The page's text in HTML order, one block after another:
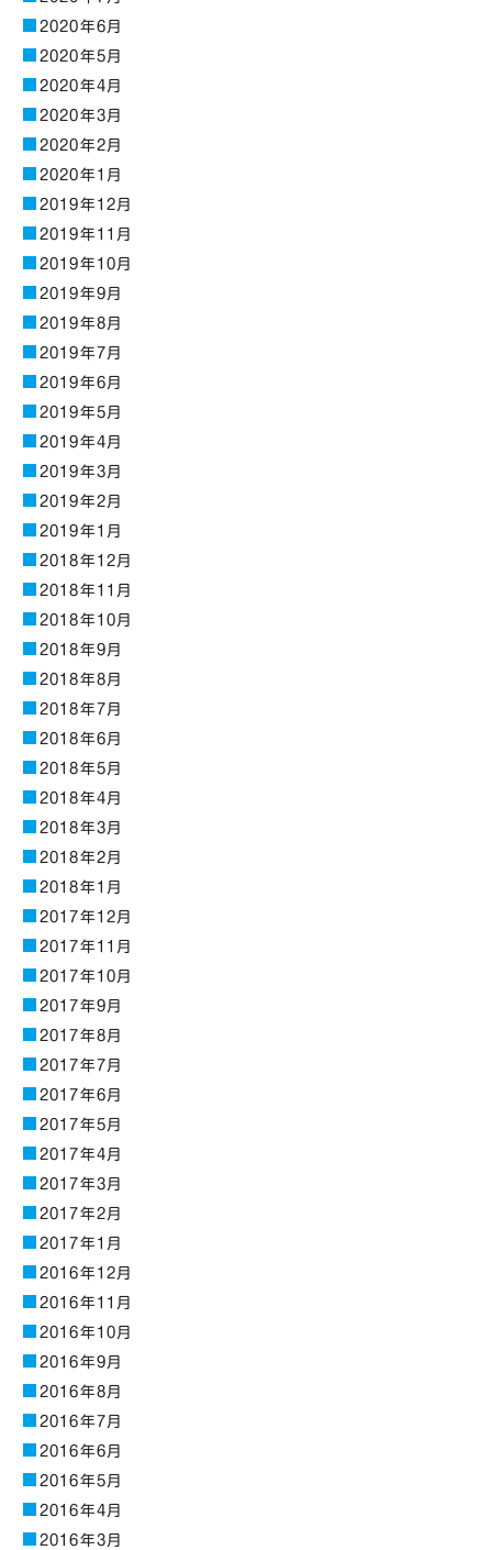
2020年6月
2020年5月
2020年4月
2020年3月
2020年2月
2020年1月
2019年12月
2019年11月
2019年10月
2019年9月
2019年8月
2019年7月
2019年6月
2019年5月
2019年4月
2019年3月
2019年2月
2019年1月
2018年12月
2018年11月
2018年10月
2018年9月
2018年8月
2018年7月
2018年6月
2018年5月
2018年4月
2018年3月
2018年2月
2018年1月
2017年12月
2017年11月
2017年10月
2017年9月
2017年8月
2017年7月
2017年6月
2017年5月
2017年4月
2017年3月
2017年2月
2017年1月
2016年12月
2016年11月
2016年10月
2016年9月
2016年8月
2016年7月
2016年6月
2016年5月
2016年4月
2016年3月